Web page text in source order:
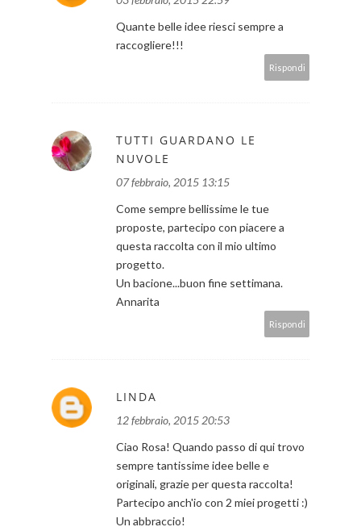
Quante belle idee riesci sempre a
raccogliere!!!
Rispondi
TUTTI GUARDANO LE
NUVOLE
07 febbraio, 2015 13:15
Come sempre bellissime le tue
proposte, partecipo con piacere a
questa raccolta con il mio ultimo
progetto.
Un bacione...buon fine settimana.
Annarita
Rispondi
LINDA
12 febbraio, 2015 20:53
Ciao Rosa! Quando passo di qui trovo
sempre tantissime idee belle e
originali, grazie per questa raccolta!
Partecipo anch'io con 2 miei progetti :)
Un abbraccio!